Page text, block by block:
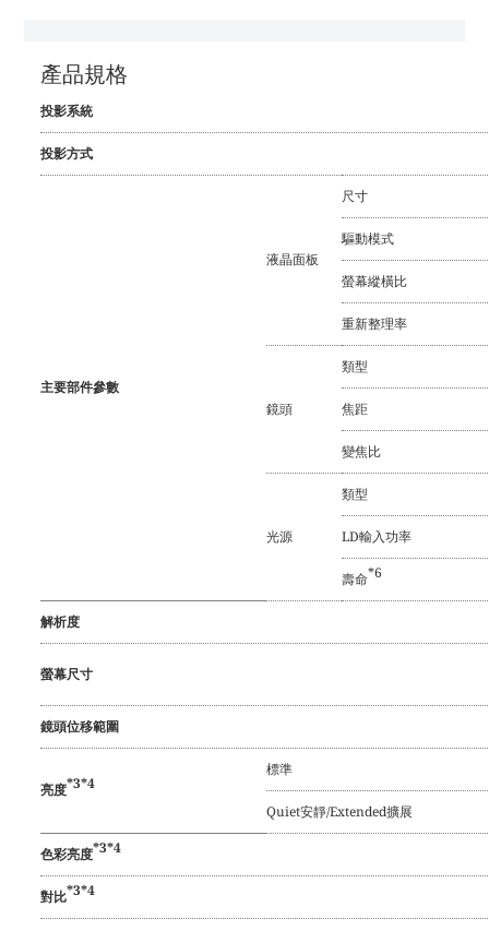
產品規格
投影系統
投影方式
主要部件參數
液晶面板
尺寸
驅動模式
螢幕縱橫比
重新整理率
鏡頭
類型
焦距
變焦比
光源
類型
LD輸入功率
壽命*6
解析度
螢幕尺寸
鏡頭位移範圍
亮度*3*4
標準
Quiet安靜/Extended擴展
色彩亮度*3*4
對比*3*4